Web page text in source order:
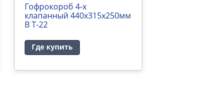
Гофрокороб 4-х
клапанный 440х315х250мм
В Т-22
Где купить